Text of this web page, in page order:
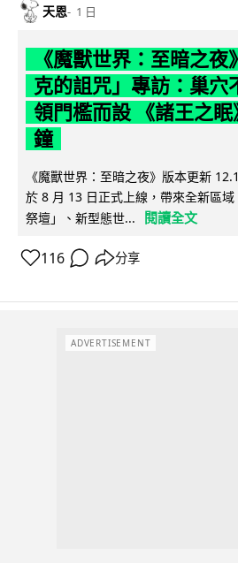
天恩 1 日
《魔獸世界：至暗之夜
克的詛咒」專訪：巢穴
領門檻而設 《諸王之
鐘
《魔獸世界：至暗之夜》版本更新
於 8 月 13 日正式上線，帶來全新區
祭壇」、新型態世...
閱讀全文
116 分享
ADVERTISEMENT